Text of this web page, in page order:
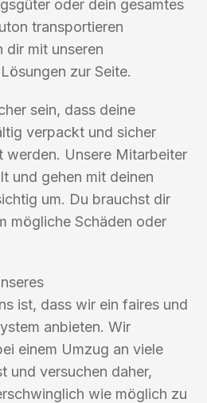
oder dein gesamtes
transportieren
dir mit unseren
zur Seite.
sein, dass deine
verpackt und sicher
werden. Unsere Mitarbeiter
und gehen mit deinen
um. Du brauchst dir
mögliche Schäden oder
ist, dass wir ein faires und
anbieten. Wir
einem Umzug an viele
und versuchen daher,
wie möglich zu